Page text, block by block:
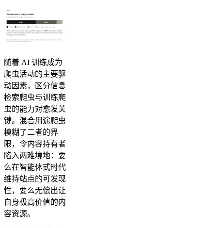
随着 AI 训练成为
爬虫活动的主要驱
动因素，区分信息
检索爬虫与训练爬
虫的能力对愈发关
键。混合用途爬虫
模糊了二者的界
限，令内容持有者
陷入两难境地：要
么在智能体式时代
维持站点的可发现
性，要么无偿出让
自身极高价值的内
容资源。